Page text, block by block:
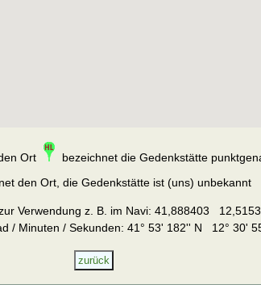
Ort
bezeichnet die Gedenkstätte
den Ort, die Gedenkstätte ist (uns) unbekannt
Verwendung z. B. im Navi: 41,888403
/ Minuten / Sekunden: 41° 53' 182'' N 12° 30'